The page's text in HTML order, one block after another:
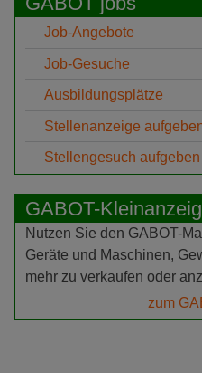
Job-Angebote
Job-Gesuche
Ausbildungsplätze
Stellenanzeige
Stellengesuch aufgeben
GABOT-
Nutzen Sie den GABOT-
Geräte und Maschinen,
mehr zu verkaufen oder
zum